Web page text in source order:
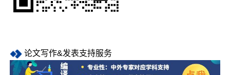
论文写作&发表支持服务